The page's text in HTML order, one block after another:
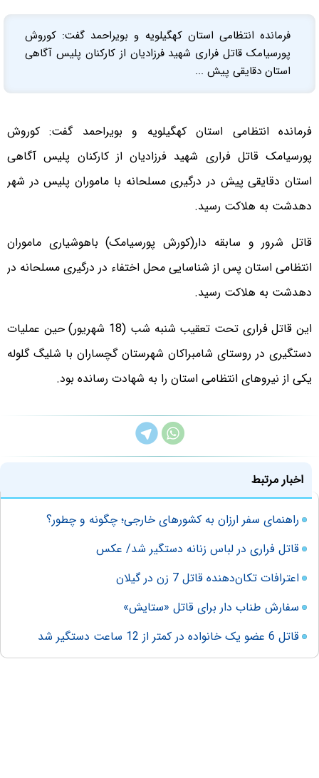
فرمانده انتظامی استان کهگیلویه و بویراحمد گفت: کوروش
پورسیامک قاتل فراری شهید فرزادیان از کارکنان پلیس آگاهی
استان دقایقی پیش ...
فرمانده انتظامی استان کهگیلویه و بویراحمد گفت: کوروش
پورسیامک قاتل فراری شهید فرزادیان از کارکنان پلیس آگاهی
استان دقایقی پیش در درگیری مسلحانه با ماموران پلیس در شهر
دهدشت به هلاکت رسید.
قاتل شرور و سابقه دار(کورش پورسیامک) باهوشیاری ماموران
انتظامی استان پس از شناسایی محل اختفاء در درگیری مسلحانه در
دهدشت به هلاکت رسید.
این قاتل فراری تحت تعقیب شنبه شب (18 شهریور) حین عملیات
دستگیری در روستای شامبراکان شهرستان گچساران با شلیگ گلوله
یکی از نیروهای انتظامی استان را به شهادت رسانده بود.
اخبار مرتبط
راهنمای سفر ارزان به کشورهای خارجی؛ چگونه و چطور؟
قاتل فراری در لباس زنانه دستگیر شد/ عکس
اعترافات تکان‌دهنده قاتل 7 زن در گیلان
سفارش طناب دار برای قاتل «ستایش»
قاتل 6 عضو یک خانواده در کمتر از 12 ساعت دستگیر شد